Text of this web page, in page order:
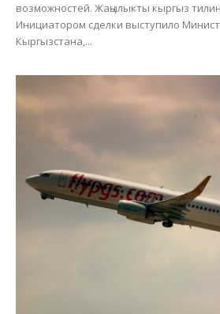
возможностей. Жаңылыкты кыргыз
Инициатором сделки выступило
Кыргызстана,...